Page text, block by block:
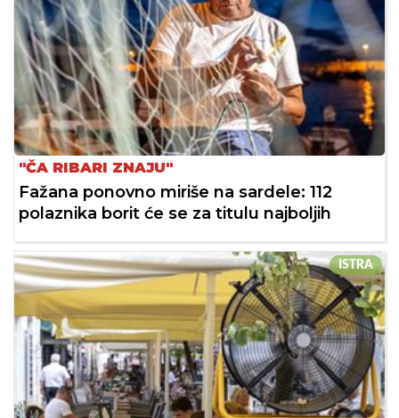
"ČA RIBARI ZNAJU"
Fažana ponovno miriše na sardele: 112
polaznika borit će se za titulu najboljih
ISTRA